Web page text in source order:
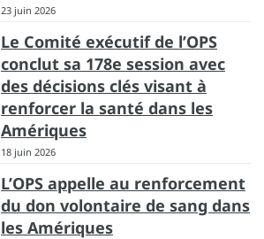
23 juin 2026
Le Comité exécutif de l’OPS
conclut sa 178e session avec
des décisions clés visant à
renforcer la santé dans les
Amériques
18 juin 2026
L’OPS appelle au renforcement
du don volontaire de sang dans
les Amériques